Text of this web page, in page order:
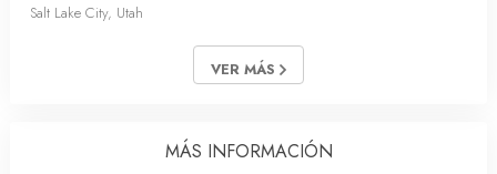
Salt Lake City, Utah
VER MÁS
MÁS INFORMACIÓN